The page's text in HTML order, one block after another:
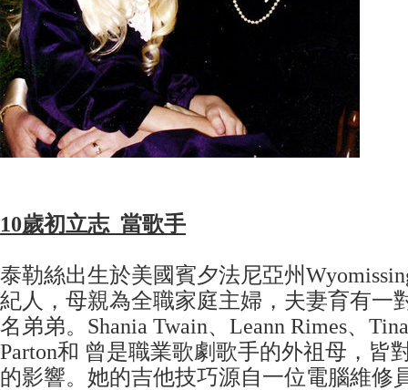
10歲初立志 當歌手
泰勒絲出生於美國賓夕法尼亞州
紀人，母親為全職家庭主婦，夫妻育有一
名弟弟。Shania Twain、Leann Rimes、
Parton和 曾是職業歌劇歌手的外祖母，皆
的影響。她的吉他技巧源自一位電腦維修